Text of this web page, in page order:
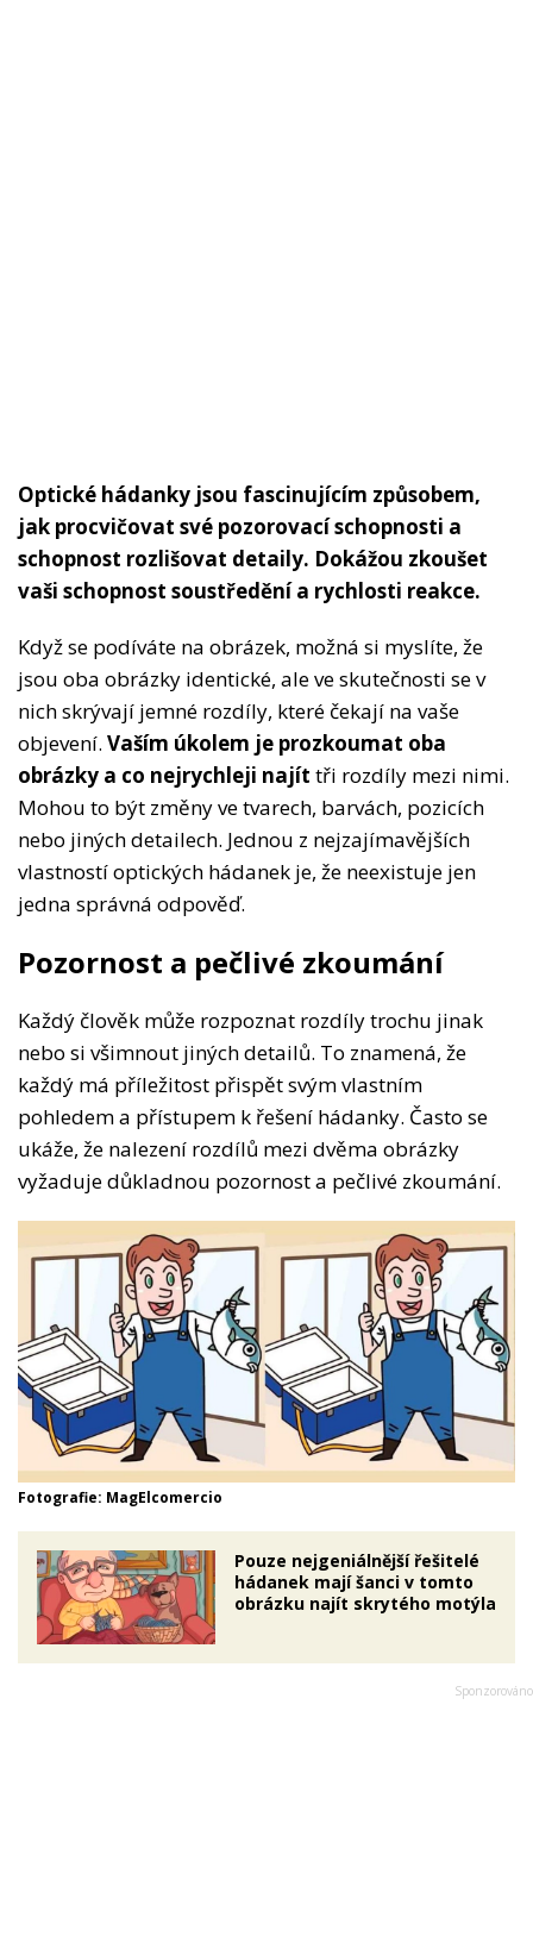
Optické hádanky jsou fascinujícím způsobem,
jak procvičovat své pozorovací schopnosti a
schopnost rozlišovat detaily. Dokážou zkoušet
vaši schopnost soustředění a rychlosti reakce.
Když se podíváte na obrázek, možná si myslíte, že
jsou oba obrázky identické, ale ve skutečnosti se v
nich skrývají jemné rozdíly, které čekají na vaše
objevení. Vaším úkolem je prozkoumat oba
obrázky a co nejrychleji najít tři rozdíly mezi nimi.
Mohou to být změny ve tvarech, barvách, pozicích
nebo jiných detailech. Jednou z nejzajímavějších
vlastností optických hádanek je, že neexistuje jen
jedna správná odpověď.
Pozornost a pečlivé zkoumání
Každý člověk může rozpoznat rozdíly trochu jinak
nebo si všimnout jiných detailů. To znamená, že
každý má příležitost přispět svým vlastním
pohledem a přístupem k řešení hádanky. Často se
ukáže, že nalezení rozdílů mezi dvěma obrázky
vyžaduje důkladnou pozornost a pečlivé zkoumání.
Fotografie: MagElcomercio
Pouze nejgeniálnější řešitelé
hádanek mají šanci v tomto
obrázku najít skrytého motýla